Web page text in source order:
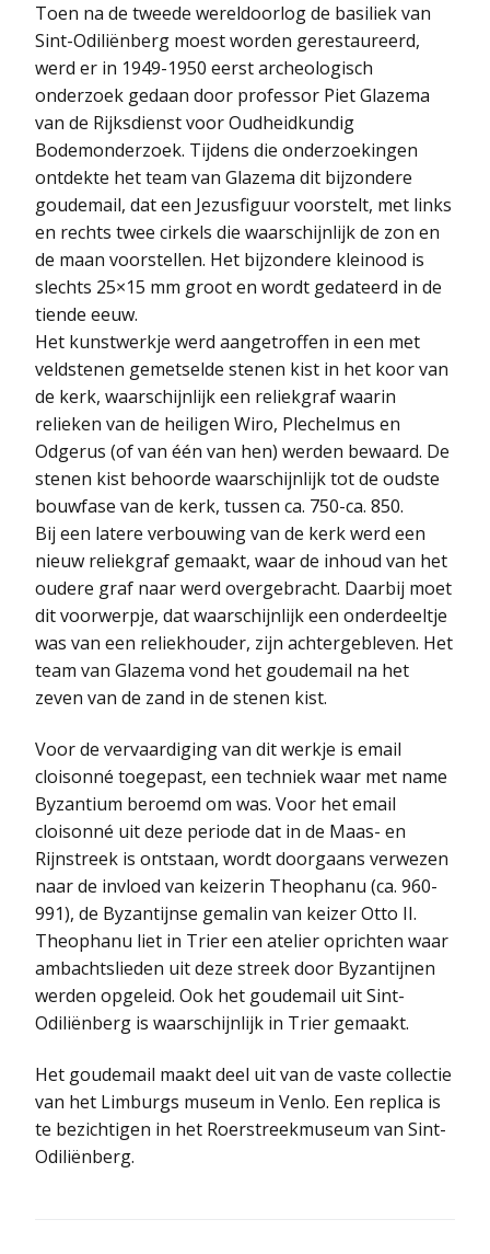
Toen na de tweede wereldoorlog de basiliek van
Sint-Odiliënberg moest worden gerestaureerd,
werd er in 1949-1950 eerst archeologisch
onderzoek gedaan door professor Piet Glazema
van de Rijksdienst voor Oudheidkundig
Bodemonderzoek. Tijdens die onderzoekingen
ontdekte het team van Glazema dit bijzondere
goudemail, dat een Jezusfiguur voorstelt, met links
en rechts twee cirkels die waarschijnlijk de zon en
de maan voorstellen. Het bijzondere kleinood is
slechts 25×15 mm groot en wordt gedateerd in de
tiende eeuw.
Het kunstwerkje werd aangetroffen in een met
veldstenen gemetselde stenen kist in het koor van
de kerk, waarschijnlijk een reliekgraf waarin
relieken van de heiligen Wiro, Plechelmus en
Odgerus (of van één van hen) werden bewaard. De
stenen kist behoorde waarschijnlijk tot de oudste
bouwfase van de kerk, tussen ca. 750-ca. 850.
Bij een latere verbouwing van de kerk werd een
nieuw reliekgraf gemaakt, waar de inhoud van het
oudere graf naar werd overgebracht. Daarbij moet
dit voorwerpje, dat waarschijnlijk een onderdeeltje
was van een reliekhouder, zijn achtergebleven. Het
team van Glazema vond het goudemail na het
zeven van de zand in de stenen kist.
Voor de vervaardiging van dit werkje is email
cloisonné toegepast, een techniek waar met name
Byzantium beroemd om was. Voor het email
cloisonné uit deze periode dat in de Maas- en
Rijnstreek is ontstaan, wordt doorgaans verwezen
naar de invloed van keizerin Theophanu (ca. 960-
991), de Byzantijnse gemalin van keizer Otto II.
Theophanu liet in Trier een atelier oprichten waar
ambachtslieden uit deze streek door Byzantijnen
werden opgeleid. Ook het goudemail uit Sint-
Odiliënberg is waarschijnlijk in Trier gemaakt.
Het goudemail maakt deel uit van de vaste collectie
van het Limburgs museum in Venlo. Een replica is
te bezichtigen in het Roerstreekmuseum van Sint-
Odiliënberg.